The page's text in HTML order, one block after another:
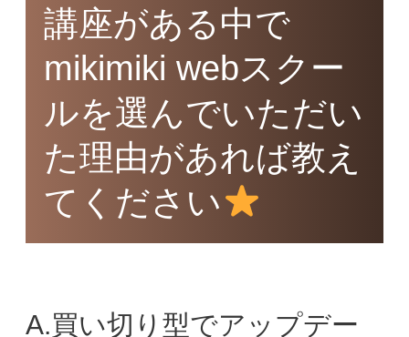
講座がある中で
mikimiki webスクー
ルを選んでいただい
た理由があれば教え
てください
A.買い切り型でアップデー